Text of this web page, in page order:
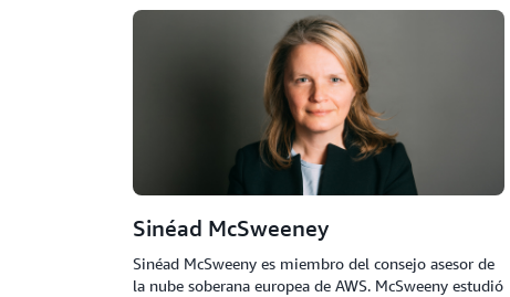
Sinéad McSweeney
Sinéad McSweeny es miembro del consejo asesor de
la nube soberana europea de AWS. McSweeny estudió